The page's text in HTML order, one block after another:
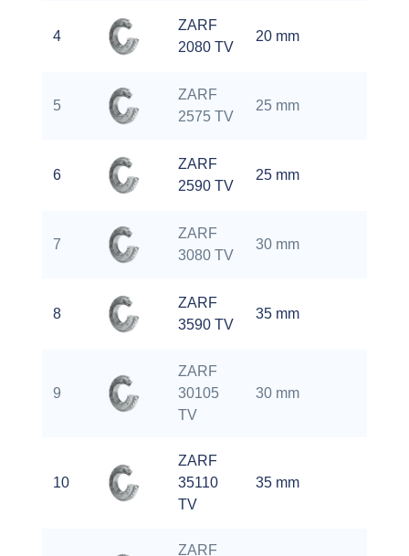
4
ZARF
2080 TV
20 mm
5
ZARF
2575 TV
25 mm
6
ZARF
2590 TV
25 mm
7
ZARF
3080 TV
30 mm
8
ZARF
3590 TV
35 mm
9
ZARF
30105
TV
30 mm
10
ZARF
35110
TV
35 mm
ZARF